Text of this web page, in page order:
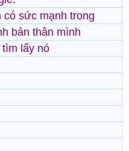
có sức mạnh trong
bản thân mình
tìm lấy nó